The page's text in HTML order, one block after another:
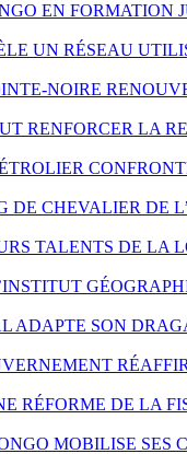
EN FORMATION
UN RÉSEAU
NOIRE
RENFORCER LA
CHEVALIER DE
TALENTS DE LA
ADAPTE SON
RÉFORME DE LA
MOBILISE